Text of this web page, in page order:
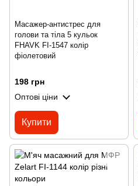
Масажер-антистрес для
голови та тіла 5 кульок
FHAVK FI-1547 колір
фіолетовий
198 грн
Оптові ціни
Купити